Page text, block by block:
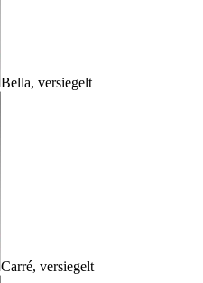
Bella, versiegelt
Carré, versiegelt